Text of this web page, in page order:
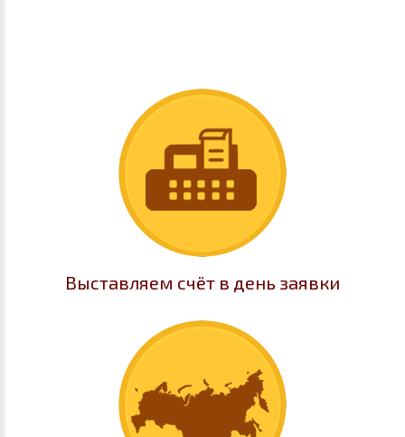
Выставляем счёт в день заявки